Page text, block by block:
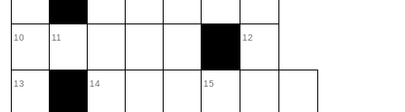
10 11 12
13 14 15